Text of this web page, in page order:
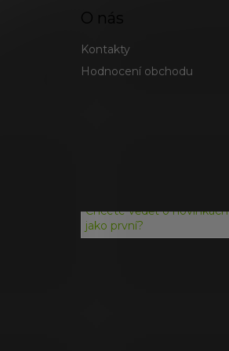
O nás
Kontakty
Hodnocení obchodu
Chcete vědět o novinkách
jako první?